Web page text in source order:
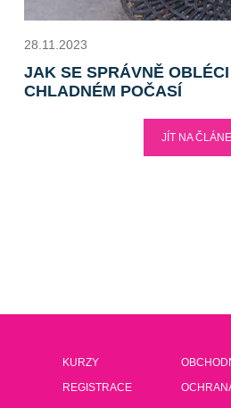
28.11.2023
JAK SE SPRÁVNĚ
CHLADNÉM POČASÍ
JÍT NA
KURZY
REGISTRACE